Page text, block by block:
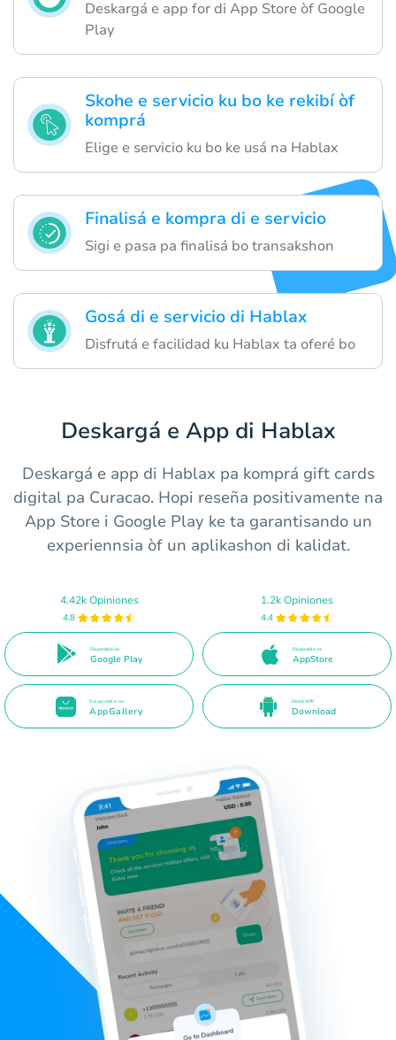
Deskargá e app for di App Store òf Google
Play
Skohe e servicio ku bo ke rekibí òf
komprá
Elige e servicio ku bo ke usá na Hablax
Finalisá e kompra di e servicio
Sigi e pasa pa finalisá bo transakshon
Gosá di e servicio di Hablax
Disfrutá e facilidad ku Hablax ta oferé bo
Deskargá e App di Hablax
Deskargá e app di Hablax pa komprá gift cards
digital pa Curacao. Hopi reseña positivamente na
App Store i Google Play ke ta garantisando un
experiennsia òf un aplikashon di kalidat.
4.42k Opiniones
4.8
Disponible na
Google Play
1.2k Opiniones
4.4
Disponible na
AppStore
Disponible na
AppGallery
Direct APK
Download